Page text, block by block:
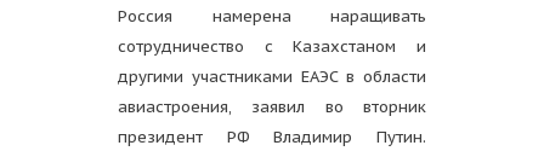
Россия намерена наращивать
сотрудничество с Казахстаном и
другими участниками ЕАЭС в области
авиастроения, заявил во вторник
президент РФ Владимир Путин.